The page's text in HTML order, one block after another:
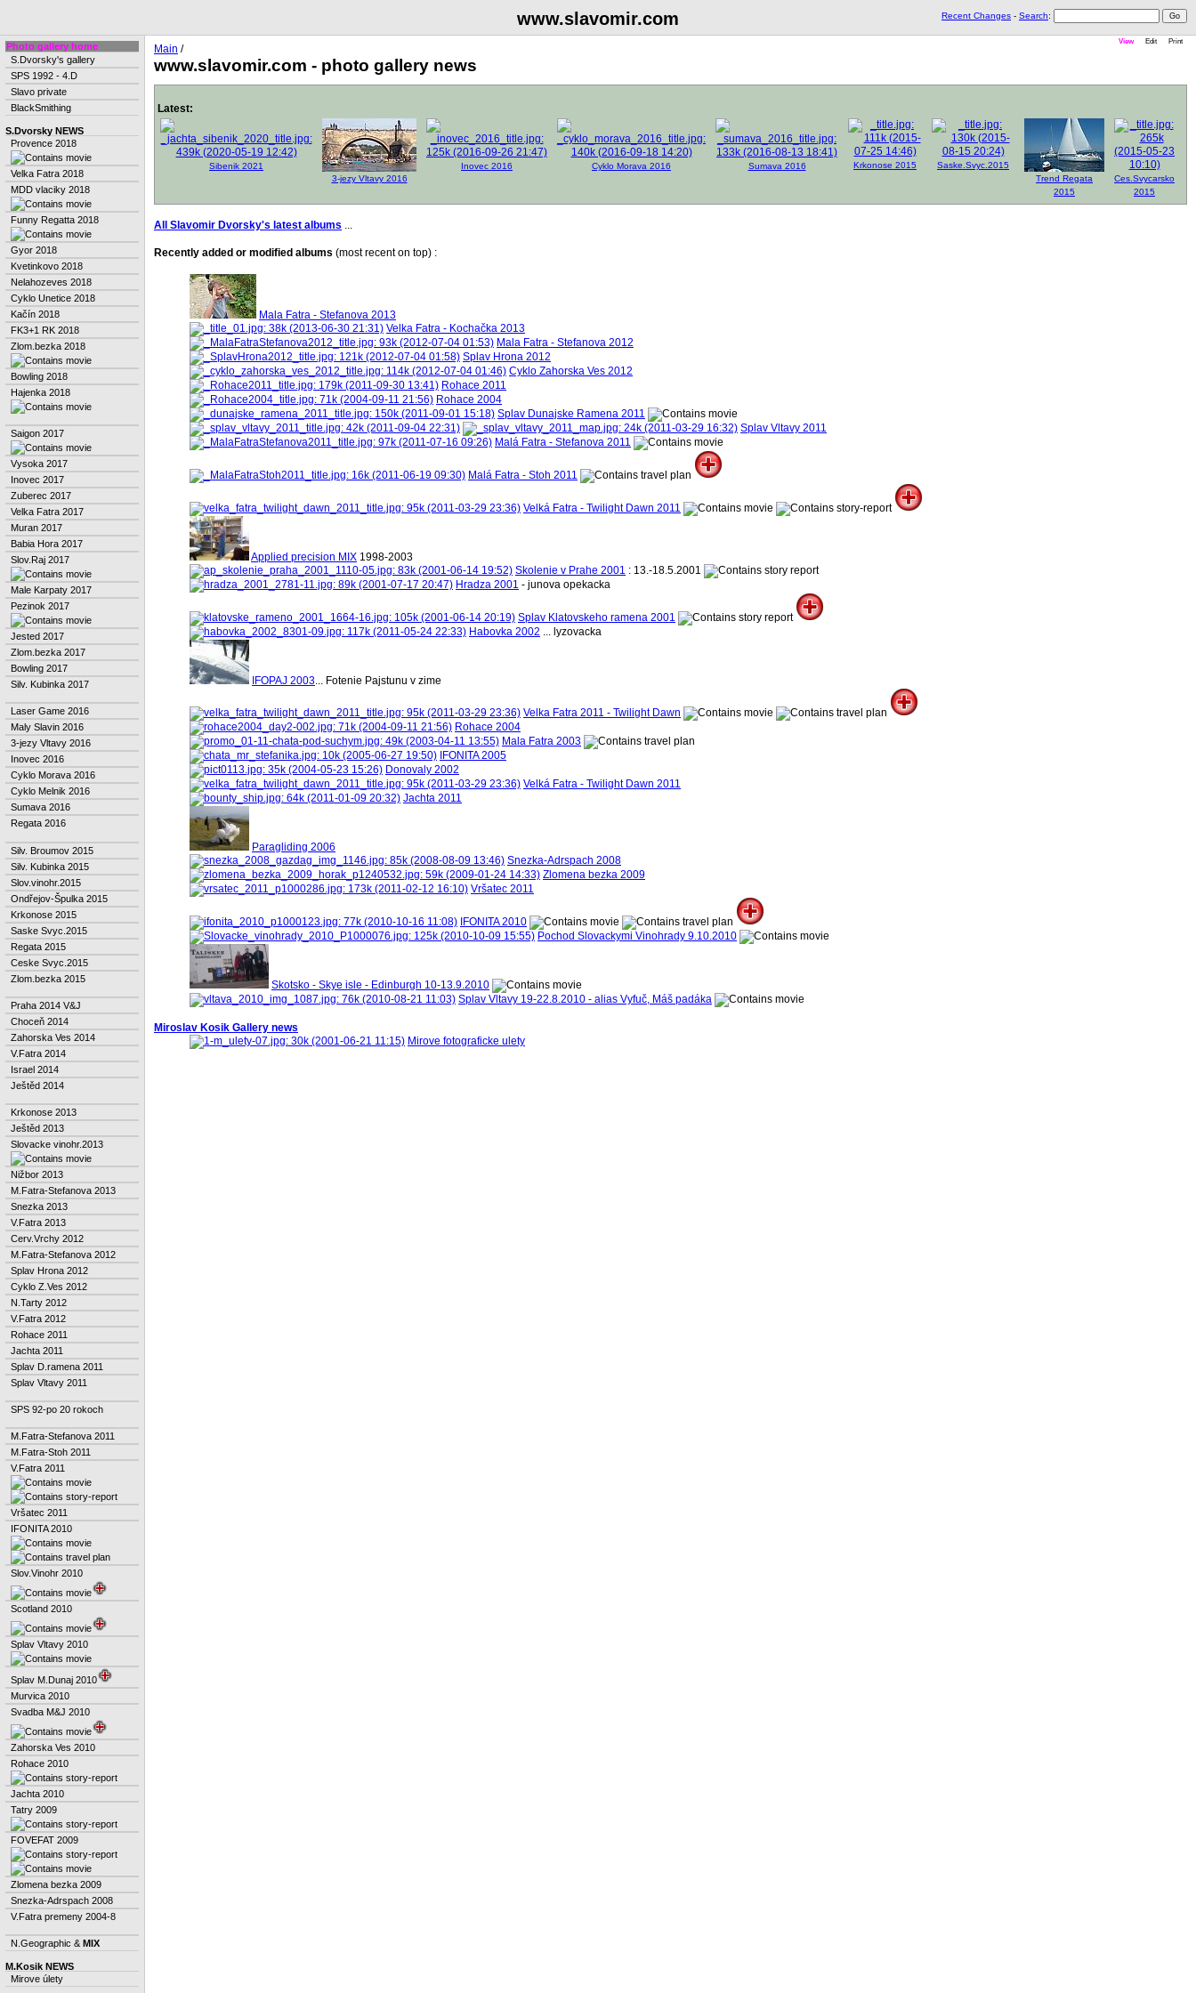
www.slavomir.com Recent Changes - Search:
Photo gallery home
S.Dvorsky's gallery
SPS 1992 - 4.D
Slavo private
BlackSmithing
S.Dvorsky NEWS
Provence 2018
Velka Fatra 2018
MDD vlaciky 2018
Funny Regatta 2018
Gyor 2018
Kvetinkovo 2018
Nelahozeves 2018
Cyklo Unetice 2018
Kačín 2018
FK3+1 RK 2018
Zlom.bezka 2018
Bowling 2018
Hajenka 2018
Saigon 2017
Vysoka 2017
Inovec 2017
Zuberec 2017
Velka Fatra 2017
Muran 2017
Babia Hora 2017
Slov.Raj 2017
Male Karpaty 2017
Pezinok 2017
Jested 2017
Zlom.bezka 2017
Bowling 2017
Silv. Kubinka 2017
Laser Game 2016
Maly Slavin 2016
3-jezy Vltavy 2016
Inovec 2016
Cyklo Morava 2016
Cyklo Melnik 2016
Sumava 2016
Regata 2016
Silv. Broumov 2015
Silv. Kubinka 2015
Slov.vinohr.2015
Ondřejov-Špulka 2015
Krkonose 2015
Saske Svyc.2015
Regata 2015
Ceske Svyc.2015
Zlom.bezka 2015
Praha 2014 V&J
Choceň 2014
Zahorska Ves 2014
V.Fatra 2014
Israel 2014
Ještěd 2014
Krkonose 2013
Ještěd 2013
Slovacke vinohr.2013
Nižbor 2013
M.Fatra-Stefanova 2013
Snezka 2013
V.Fatra 2013
Cerv.Vrchy 2012
M.Fatra-Stefanova 2012
Splav Hrona 2012
Cyklo Z.Ves 2012
N.Tarty 2012
V.Fatra 2012
Rohace 2011
Jachta 2011
Splav D.ramena 2011
Splav Vltavy 2011
SPS 92-po 20 rokoch
M.Fatra-Stefanova 2011
M.Fatra-Stoh 2011
V.Fatra 2011
Vršatec 2011
IFONITA 2010
Slov.Vinohr 2010
Scotland 2010
Splav Vltavy 2010
Splav M.Dunaj 2010
Murvica 2010
Svadba M&J 2010
Zahorska Ves 2010
Rohace 2010
Jachta 2010
Tatry 2009
FOVEFAT 2009
Zlomena bezka 2009
Snezka-Adrspach 2008
V.Fatra premeny 2004-8
N.Geographic & MIX
M.Kosik NEWS
Mirove úlety
View Edit Print
Main /
www.slavomir.com - photo gallery news
Latest:
Sibenik 2021
3-jezy Vltavy 2016
Inovec 2016 Cyklo Morava 2016 Sumava 2016 Krkonose 2015
Saske.Svyc.2015
Trend Regata
2015
Ces.Svycarsko
2015
All Slavomir Dvorsky's latest albums ...
Recently added or modified albums (most recent on top) :
Mala Fatra - Stefanova 2013
Velka Fatra - Kochačka 2013
Mala Fatra - Stefanova 2012
Splav Hrona 2012
Cyklo Zahorska Ves 2012
Rohace 2011
Rohace 2004
Splav Dunajske Ramena 2011
Splav Vltavy 2011
Malá Fatra - Stefanova 2011
Malá Fatra - Stoh 2011
Velká Fatra - Twilight Dawn 2011
Applied precision MIX 1998-2003
Skolenie v Prahe 2001 : 13.-18.5.2001
Hradza 2001 - junova opekacka
Splav Klatovskeho ramena 2001
Habovka 2002 ... lyzovacka
IFOPAJ 2003... Fotenie Pajstunu v zime
Velka Fatra 2011 - Twilight Dawn
Rohace 2004
Mala Fatra 2003
IFONITA 2005
Donovaly 2002
Velká Fatra - Twilight Dawn 2011
Jachta 2011
Paragliding 2006
Snezka-Adrspach 2008
Zlomena bezka 2009
Vršatec 2011
IFONITA 2010
Pochod Slovackymi Vinohrady 9.10.2010
Skotsko - Skye isle - Edinburgh 10-13.9.2010
Splav Vltavy 19-22.8.2010 - alias Vyfuč, Máš padáka
Miroslav Kosik Gallery news
Mirove fotograficke ulety